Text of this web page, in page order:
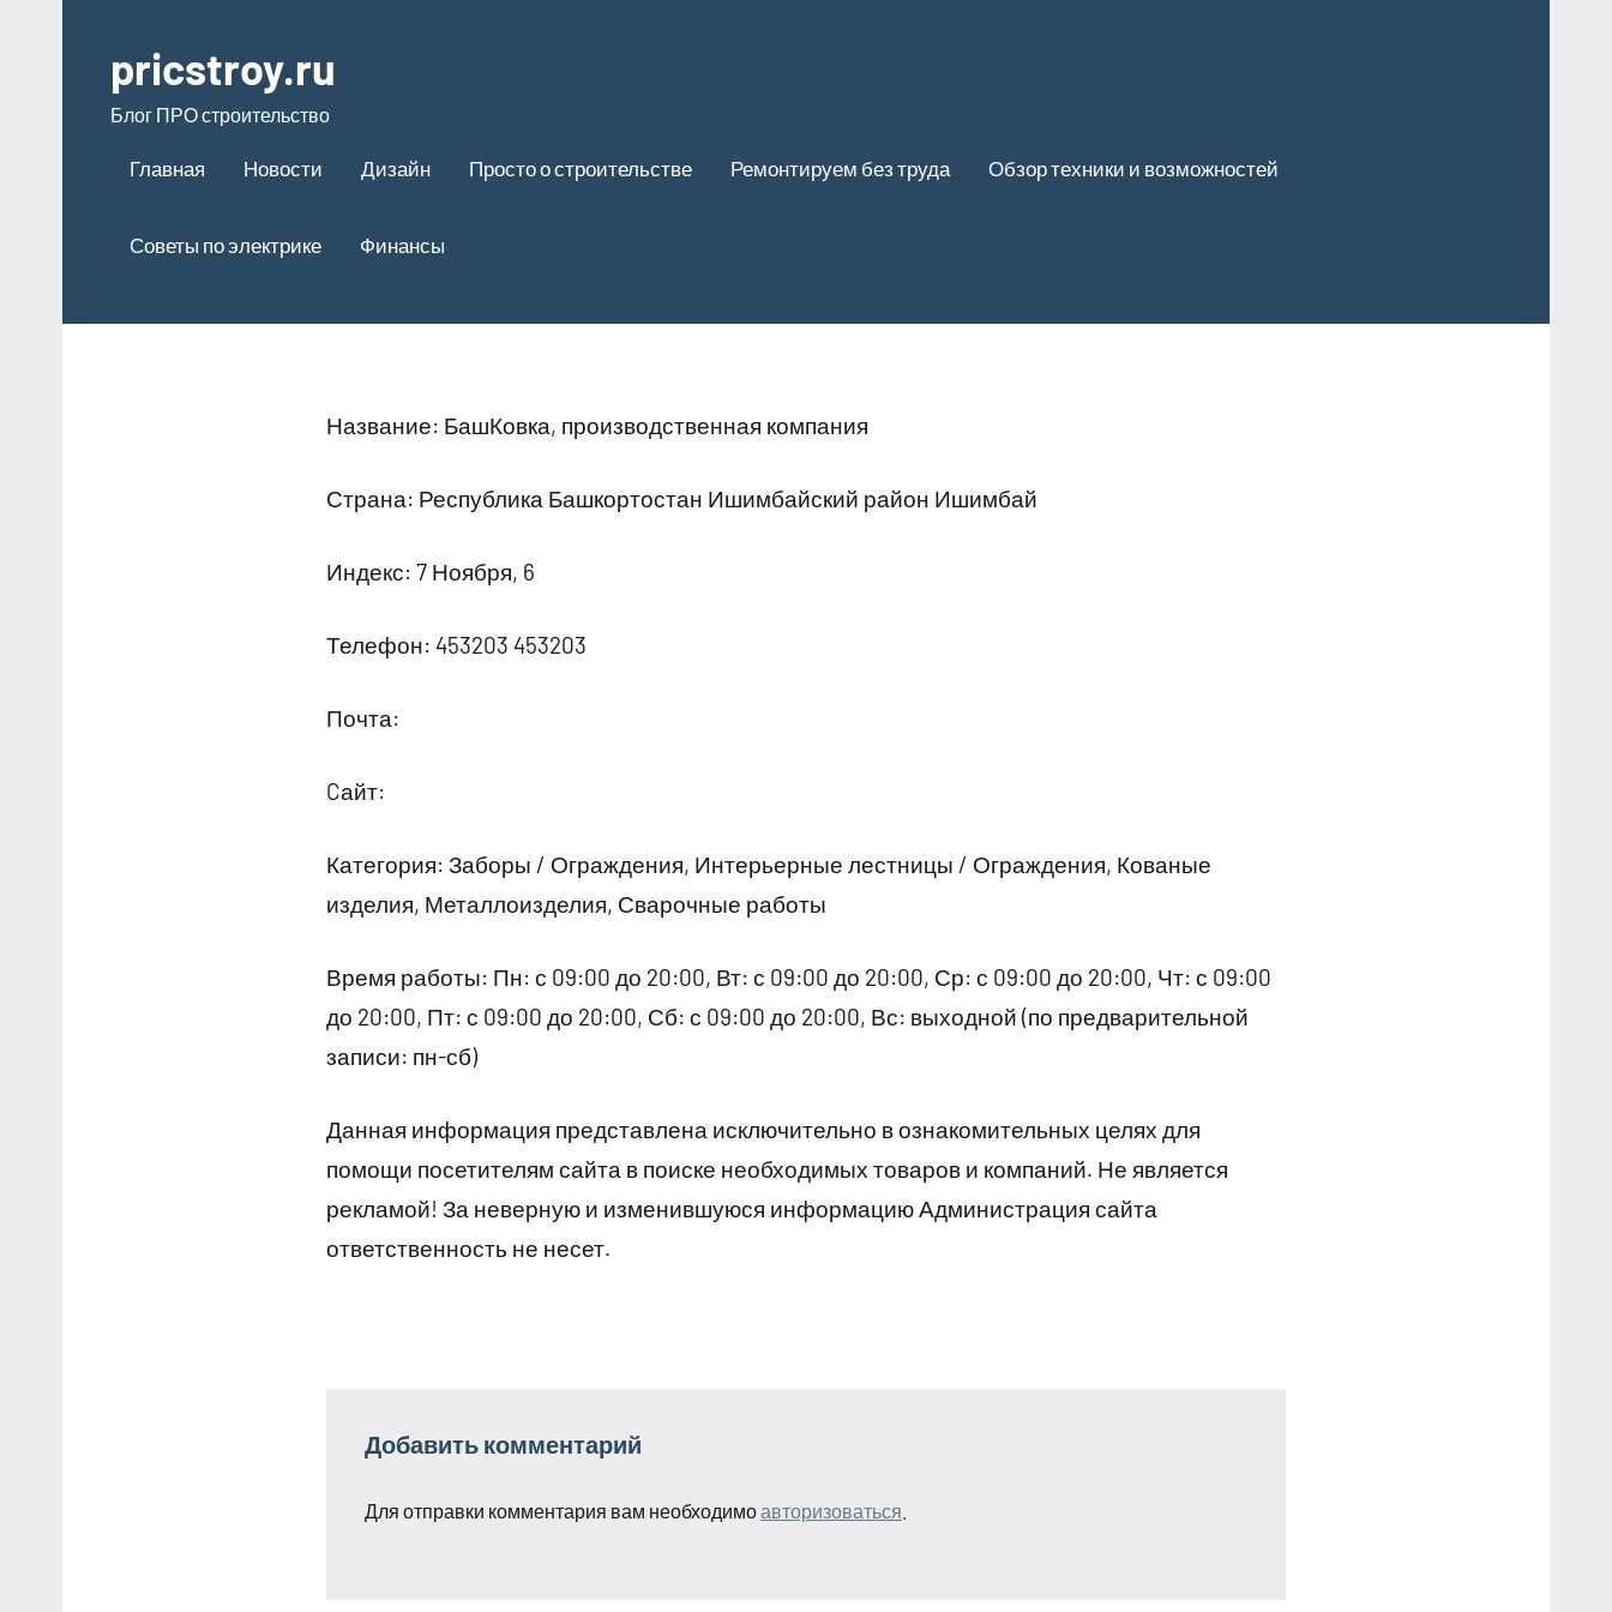
содержимому
pricstroy.ru
Блог ПРО строительство
Главная Новости Дизайн Просто о строительстве Ремонтируем без труда Обзор техники и возможностей
Советы по электрике Финансы
Название: БашКовка, производственная компания
Страна: Республика Башкортостан Ишимбайский район Ишимбай
Индекс: 7 Ноября, 6
Телефон: 453203 453203
Почта:
Cайт:
Категория: Заборы / Ограждения, Интерьерные лестницы / Ограждения, Кованые
изделия, Металлоизделия, Сварочные работы
Время работы: Пн: с 09:00 до 20:00, Вт: с 09:00 до 20:00, Ср: с 09:00 до 20:00, Чт: с 09:00
до 20:00, Пт: с 09:00 до 20:00, Сб: с 09:00 до 20:00, Вс: выходной (по предварительной
записи: пн-сб)
Данная информация представлена исключительно в ознакомительных целях для
помощи посетителям сайта в поиске необходимых товаров и компаний. Не является
рекламой! За неверную и изменившуюся информацию Администрация сайта
ответственность не несет.
Добавить комментарий
Для отправки комментария вам необходимоавторизоваться